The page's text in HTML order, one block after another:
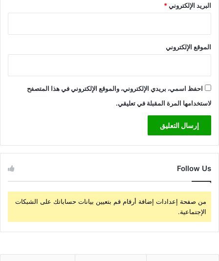
البريد الإلكتروني*
الموقع الإلكتروني
احفظ اسمي، بريدي الإلكتروني، والموقع الإلكتروني في هذا المتصفح
لاستخدامها المرة المقبلة في تعليقي.
Follow Us
من صفحة إعدادات إضافة أرقام قم بتعيين بيانات حساباتك على الشبكات
الإجتماعية.